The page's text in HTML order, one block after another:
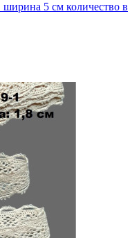
ширина 5 см количество в